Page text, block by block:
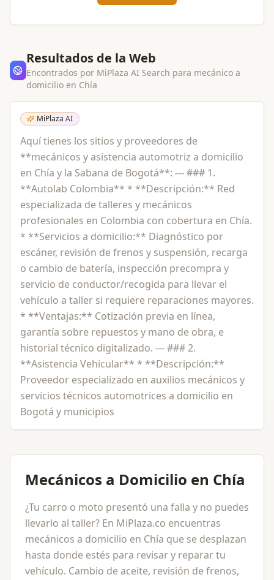
Resultados de la Web
Encontrados por MiPlaza AI Search para mecánico a
domicilioen Chía
MiPlaza AI
Aquí tienes los sitios y proveedores de
**mecánicos y asistencia automotriz a domicilio
en Chía y la Sabana de Bogotá**: --- ### 1.
**Autolab Colombia** * **Descripción:** Red
especializada de talleres y mecánicos
profesionales en Colombia con cobertura en Chía.
* **Servicios a domicilio:** Diagnóstico por
escáner, revisión de frenos y suspensión, recarga
o cambio de batería, inspección precompra y
servicio de conductor/recogida para llevar el
vehículo a taller si requiere reparaciones mayores.
* **Ventajas:** Cotización previa en línea,
garantía sobre repuestos y mano de obra, e
historial técnico digitalizado. --- ### 2.
**Asistencia Vehicular** * **Descripción:**
Proveedor especializado en auxilios mecánicos y
servicios técnicos automotrices a domicilio en
Bogotá y municipios
Mecánicos a Domicilio en Chía
¿Tu carro o moto presentó una falla y no puedes
llevarlo al taller? En MiPlaza.co encuentras
mecánicos a domicilio en Chía que se desplazan
hasta donde estés para revisar y reparar tu
vehículo. Cambio de aceite, revisión de frenos,